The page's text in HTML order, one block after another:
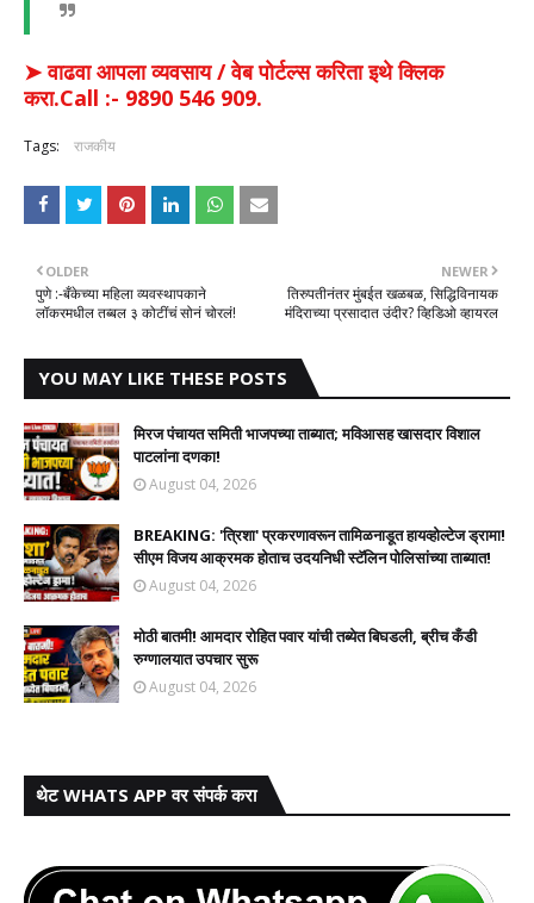
➤ वाढवा आपला व्यवसाय / वेब पोर्टल्स करिता इथे क्लिक
करा.Call :- 9890 546 909.
Tags: राजकीय
NEWER
तिरुपतीनंतर मुंबईत खळबळ, सिद्धिविनायक
मंदिराच्या प्रसादात उंदीर? व्हिडिओ व्हायरल
OLDER
पुणे :-बँकेच्या महिला व्यवस्थापकाने
लॉकरमधील तब्बल ३ कोटींचं सोनं चोरलं!
YOU MAY LIKE THESE POSTS
मिरज पंचायत समिती भाजपच्या ताब्यात; मविआसह खासदार विशाल
पाटलांना दणका!
August 04, 2026
BREAKING: 'त्रिशा' प्रकरणावरून तामिळनाडूत हायव्होल्टेज ड्रामा!
सीएम विजय आक्रमक होताच उदयनिधी स्टॅलिन पोलिसांच्या ताब्यात!
August 04, 2026
मोठी बातमी! आमदार रोहित पवार यांची तब्येत बिघडली, ब्रीच कँडी
रुग्णालयात उपचार सुरू
August 04, 2026
थेट WHATS APP वर संपर्क करा